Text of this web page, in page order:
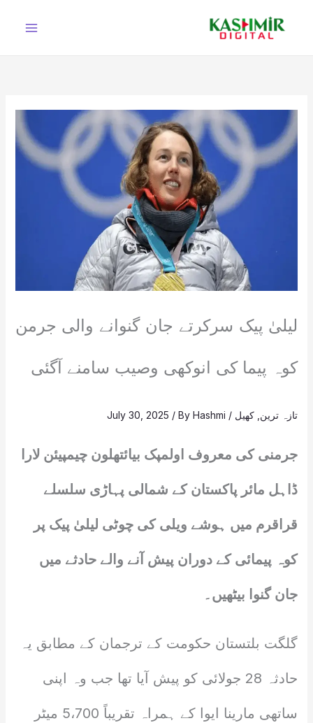
لیلیٰ پیک سرکرتے جان گنوانے والی جرمن
کوہ پیما کی انوکھی وصیب سامنے آگئی
تازہ ترین کھیل /
July 30, 2025 / ByHashmi
جرمنی کی معروف اولمپک بیائتھلون چیمپیئن لارا
ڈاہل مائر پاکستان کے شمالی پہاڑی سلسلے
قراقرم میں ہوشے ویلی کی چوٹی لیلیٰ پیک پر
کوہ پیمائی کے دوران پیش آنے والے حادثے میں
جان گنوا بیٹھیں۔
گلگت بلتستان حکومت کے ترجمان کے مطابق یہ
حادثہ 28 جولائی کو پیش آیا تھا جب وہ اپنی
ساتھی مارینا ایوا کے ہمراہ تقریباً 5،700 میٹر